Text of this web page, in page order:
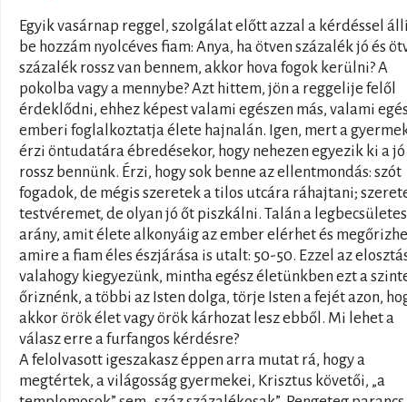
Egyik vasárnap reggel, szolgálat előtt azzal a kérdéssel
be hozzám nyolcéves fiam: Anya, ha ötven százalék jó és
százalék rossz van bennem, akkor hova fogok kerülni? A
pokolba vagy a mennybe? Azt hittem, jön a reggelije felől
érdeklődni, ehhez képest valami egészen más, valami
emberi foglalkoztatja élete hajnalán. Igen, mert a
érzi öntudatára ébredésekor, hogy nehezen egyezik ki a jó
rossz bennünk. Érzi, hogy sok benne az ellentmondás: szót
fogadok, de mégis szeretek a tilos utcára ráhajtani;
testvéremet, de olyan jó őt piszkálni. Talán a
arány, amit élete alkonyáig az ember elérhet és
amire a fiam éles észjárása is utalt: 50-50. Ezzel az
valahogy kiegyezünk, mintha egész életünkben ezt a
őriznénk, a többi az Isten dolga, törje Isten a fejét azon,
akkor örök élet vagy örök kárhozat lesz ebből. Mi lehet a
válasz erre a furfangos kérdésre?
A felolvasott igeszakasz éppen arra mutat rá, hogy a
megtértek, a világosság gyermekei, Krisztus követői, „a